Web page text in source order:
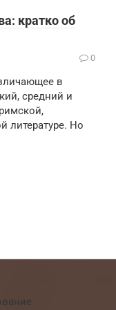
кратко об
0
в
средний и
литературе. Но